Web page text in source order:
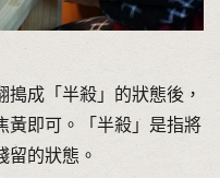
成「半殺」的狀態後，
黃即可。「半殺」是指將
留的狀態。